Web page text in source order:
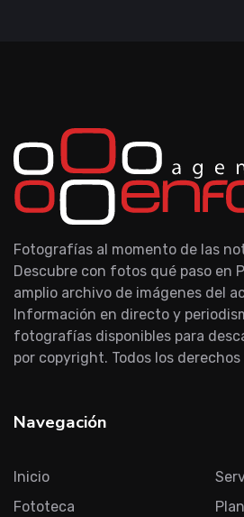
Fotografías al momento de las
Descubre con fotos qué paso en
amplio archivo de imágenes del
Información en directo y
fotografías disponibles para
por copyright. Todos los derechos
Navegación
Inicio
Fototeca